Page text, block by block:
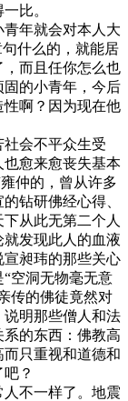
比。
年就会对本人大
什么的，就能居
而且任你怎么也
的小青年，今后
啊？因为现在他
会不平众生受
愈来愈丧失基本
仲的，曾从许多
钻研佛经心得、
从此无第二个人
发现此人的血液
昶玮的那些关心
空洞无物毫无意
传的佛徒竟然对
说明那些僧人和法
的东西：佛教高
只重视和道德和
？
不一样了。地震